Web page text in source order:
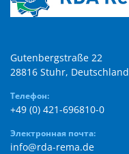
Gutenbergstraße 22
28816 Stuhr, Deutschland
Телефон:
+49 (0) 421-696810-0
Электронная почта:
info@rda-rema.de